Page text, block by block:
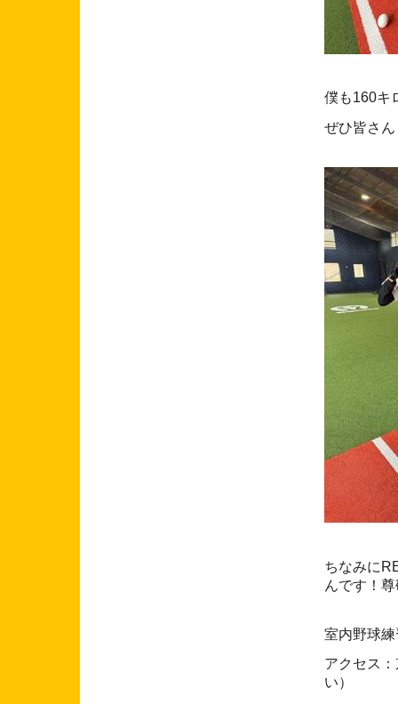
僕も160キ
ぜひ皆さ
ちなみに
んです！
室内野球
アクセス
い）